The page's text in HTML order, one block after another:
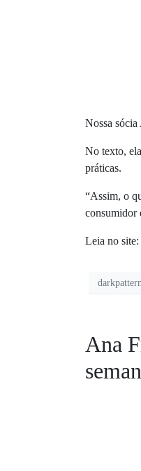
Nossa
No texto, ela
práticas.
“Assim, o
consumidor
Leia no site:
Ana